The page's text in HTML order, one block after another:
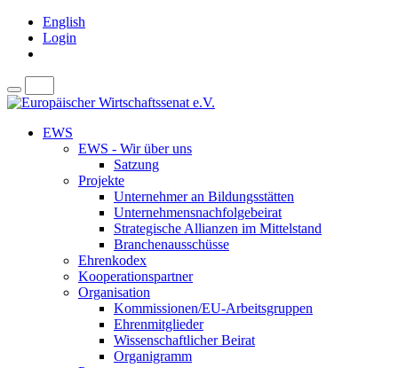
English
Login
EWS
EWS - Wir über uns
Satzung
Projekte
Unternehmer an Bildungsstätten
Unternehmensnachfolgebeirat
Strategische Allianzen im Mittelstand
Branchenausschüsse
Ehrenkodex
Kooperationspartner
Organisation
Kommissionen/EU-Arbeitsgruppen
Ehrenmitglieder
Wissenschaftlicher Beirat
Organigramm